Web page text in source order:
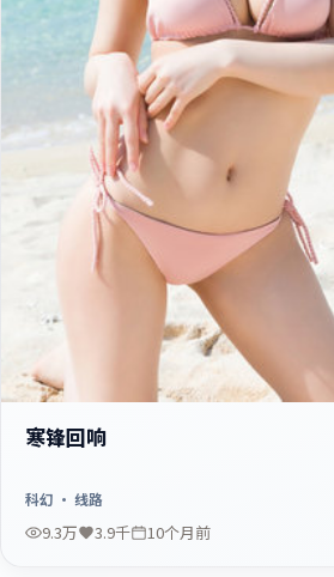
寒锋回响
科幻 · 线路
9.3万 3.9千 10个月前